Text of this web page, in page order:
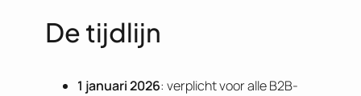
De tijdlijn
1 januari 2026: verplicht voor alle B2B-